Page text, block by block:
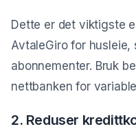
Dette er det viktigste
AvtaleGiro for
abonnementer. Bruk
nettbanken for
2. Reduser